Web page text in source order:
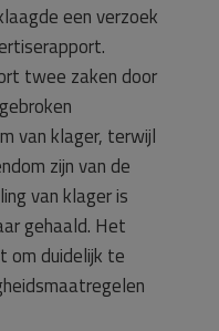
een verzoek
twee zaken door
van klager, terwijl
zijn van de
van klager is
gehaald. Het
om duidelijk te